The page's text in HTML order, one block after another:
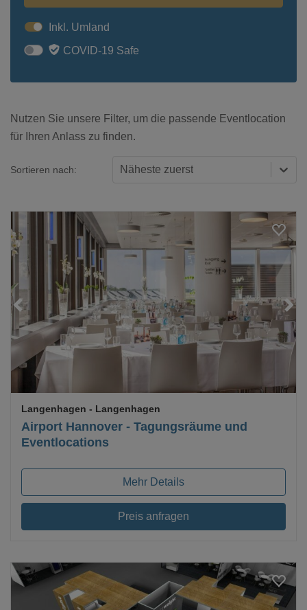
Inkl. Umland
COVID-19 Safe
Nutzen Sie unsere Filter, um die passende Eventlocation
für Ihren Anlass zu finden.
Sortieren nach: Näheste zuerst
Loading...
Airport Hannover - Tagungsräume und
Eventlocations
Langenhagen - Langenhagen
Mehr Details
Preis anfragen